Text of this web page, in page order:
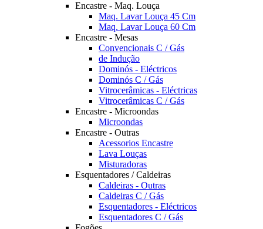
Encastre - Maq. Louça
Maq. Lavar Louça 45 Cm
Maq. Lavar Louça 60 Cm
Encastre - Mesas
Convencionais C / Gás
de Indução
Dominós - Eléctricos
Dominós C / Gás
Vitrocerâmicas - Eléctricas
Vitrocerâmicas C / Gás
Encastre - Microondas
Microondas
Encastre - Outras
Acessorios Encastre
Lava Louças
Misturadoras
Esquentadores / Caldeiras
Caldeiras - Outras
Caldeiras C / Gás
Esquentadores - Eléctricos
Esquentadores C / Gás